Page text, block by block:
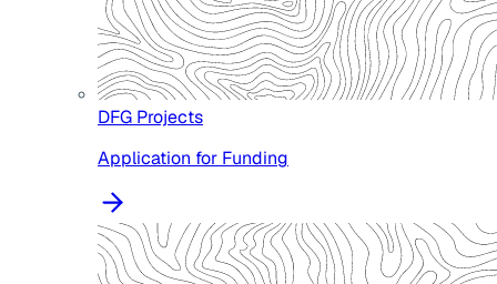
DFG Projects
Application for Funding